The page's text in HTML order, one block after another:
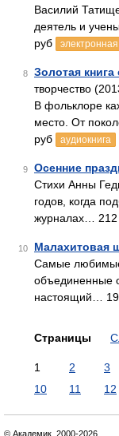
Василий
деятель и
руб
электронная
8 Золотая книга
творчество
В фольклоре
место. От
руб
аудиокнига
9 Осенние
Стихи Анны
годов, когда
журналах… 212
10 Малахитовая
Самые любимые
объединенные
настоящий…
Страницы
1 2 3
10
11 12
© Академик, 2000-2026